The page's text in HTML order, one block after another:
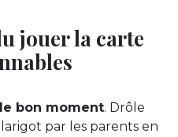
jouer la carte
bon moment. Drôle
par les parents en